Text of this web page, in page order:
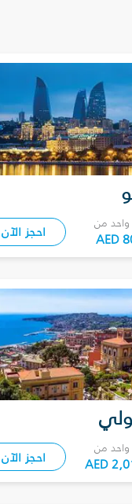
واحد من
AED احجز الآن
واحد من
AED احجز الآن